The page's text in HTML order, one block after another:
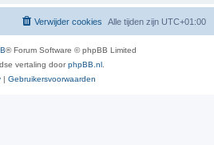
Alle tijden zijn UTC+01:00
Verwijder cookies
® Forum Software © phpBB Limited
vertaling doorphpBB.nl
| Gebruikersvoorwaarden